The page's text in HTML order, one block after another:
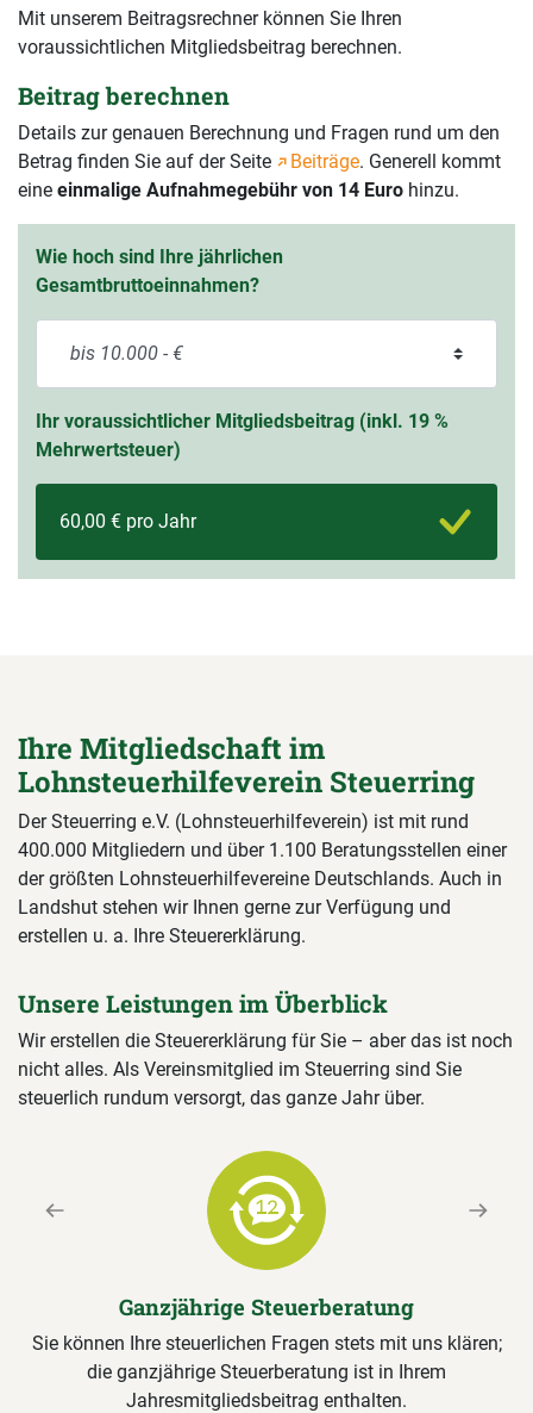
Mit unserem Beitragsrechner können Sie Ihren
voraussichtlichen Mitgliedsbeitrag berechnen.
Beitrag berechnen
Details zur genauen Berechnung und Fragen rund um den
Betrag finden Sie auf der Seite
Beiträge. Generell kommt
eine einmalige Aufnahmegebühr von 14 Euro hinzu.
Wie hoch sind Ihre jährlichen
Gesamtbruttoeinnahmen?
Ihr voraussichtlicher Mitgliedsbeitrag (inkl. 19 %
Mehrwertsteuer)
60,00 € pro Jahr
Ihre Mitgliedschaft im
Lohnsteuerhilfeverein Steuerring
Der Steuerring e.V. (Lohnsteuerhilfeverein) ist mit rund
400.000 Mitgliedern und über 1.100 Beratungsstellen einer
der größten Lohnsteuerhilfevereine Deutschlands. Auch in
Landshut stehen wir Ihnen gerne zur Verfügung und
erstellen u. a. Ihre Steuererklärung.
Unsere Leistungen im Überblick
Wir erstellen die Steuererklärung für Sie – aber das ist noch
nicht alles. Als Vereinsmitglied im Steuerring sind Sie
steuerlich rundum versorgt, das ganze Jahr über.
Ganzjährige Steuerberatung
Sie können Ihre steuerlichen Fragen stets mit uns klären;
die ganzjährige Steuerberatung ist in Ihrem
Jahresmitgliedsbeitrag enthalten.
Previous Next